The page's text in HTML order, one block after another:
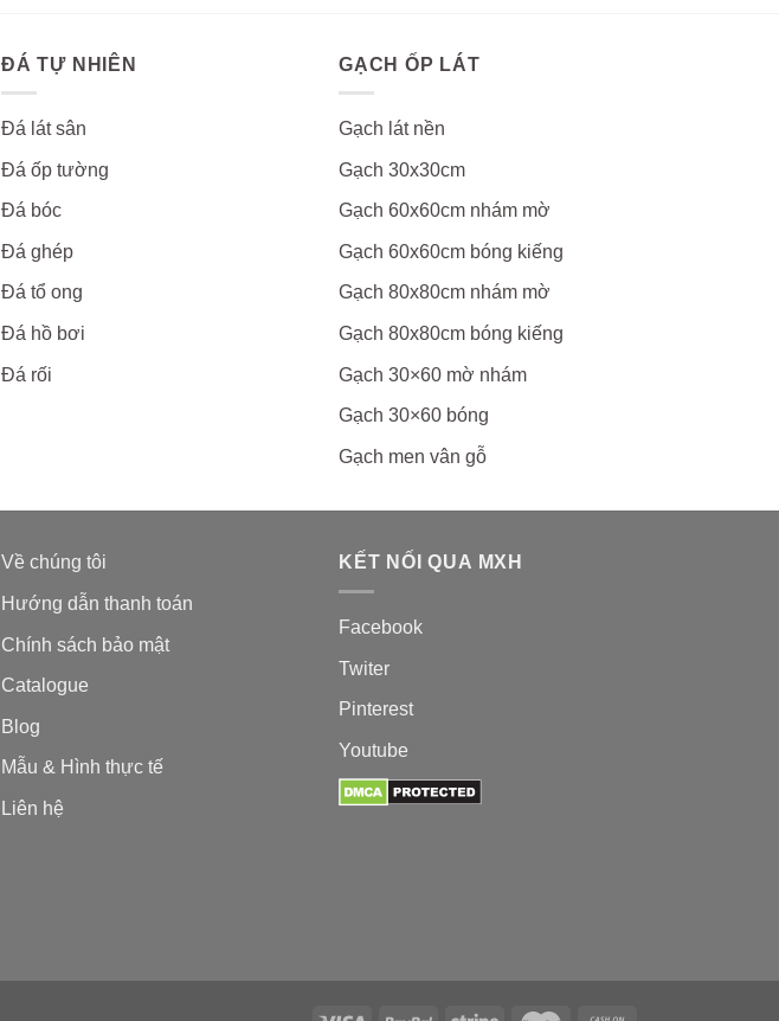
ĐÁ TỰ NHIÊN
Đá lát sân
Đá ốp tường
Đá bóc
Đá ghép
Đá tổ ong
Đá hồ bơi
Đá rối
GẠCH ỐP LÁT
Gạch lát nền
Gạch 30x30cm
Gạch 60x60cm nhám mờ
Gạch 60x60cm bóng kiếng
Gạch 80x80cm nhám mờ
Gạch 80x80cm bóng kiếng
Gạch 30×60 mờ nhám
Gạch 30×60 bóng
Gạch men vân gỗ
Về chúng tôi
Hướng dẫn thanh toán
Chính sách bảo mật
Catalogue
Blog
Mẫu & Hình thực tế
Liên hệ
KẾT NỐI QUA MXH
Facebook
Twiter
Pinterest
Youtube